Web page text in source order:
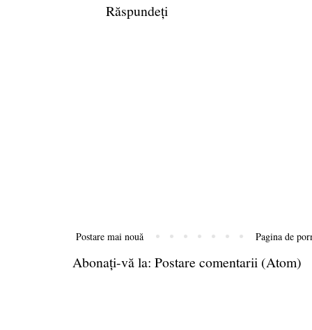
Răspundeți
Postare mai nouă Pagina de
Abonați-vă la: Postare comentarii (Atom)